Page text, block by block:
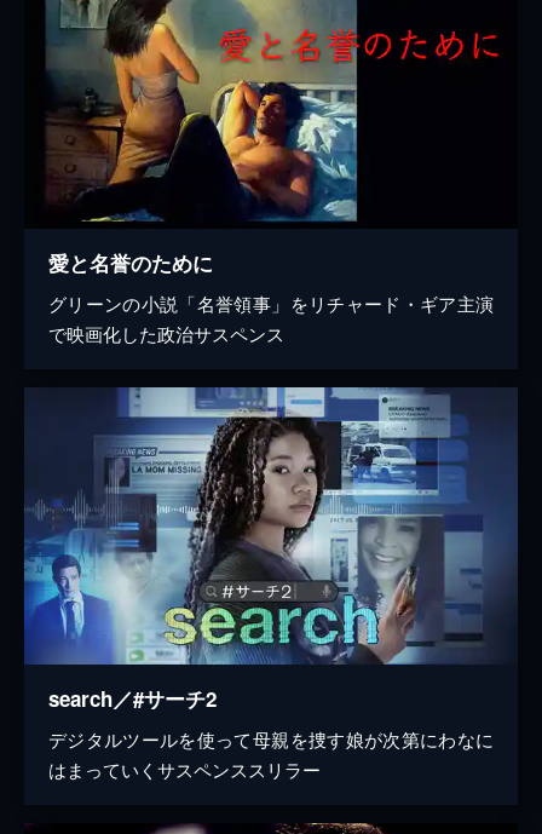
愛と名誉のために
グリーンの小説「名誉領事」をリチャード・ギア主演
で映画化した政治サスペンス
search／#サーチ2
デジタルツールを使って母親を捜す娘が次第にわなに
はまっていくサスペンススリラー